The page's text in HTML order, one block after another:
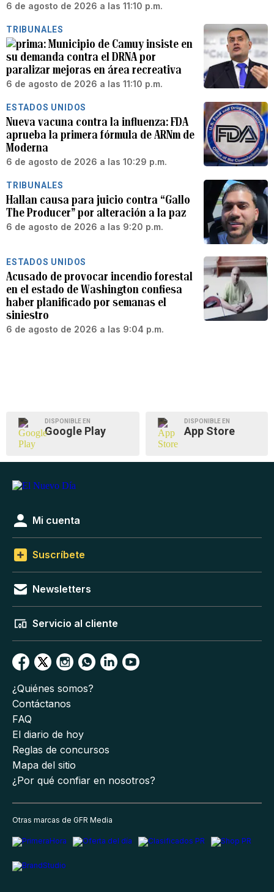
6 de agosto de 2026 a las 11:10 p.m.
TRIBUNALES
Municipio de Camuy insiste en
su demanda contra el DRNA por
paralizar mejoras en área recreativa
6 de agosto de 2026 a las 11:10 p.m.
ESTADOS UNIDOS
Nueva vacuna contra la influenza: FDA
aprueba la primera fórmula de ARNm de
Moderna
6 de agosto de 2026 a las 10:29 p.m.
TRIBUNALES
Hallan causa para juicio contra “Gallo
The Producer” por alteración a la paz
6 de agosto de 2026 a las 9:20 p.m.
ESTADOS UNIDOS
Acusado de provocar incendio forestal
en el estado de Washington confiesa
haber planificado por semanas el
siniestro
6 de agosto de 2026 a las 9:04 p.m.
DISPONIBLE EN
Google Play
DISPONIBLE EN
App Store
Mi cuenta
Suscríbete
Newsletters
Servicio al cliente
¿Quiénes somos?
Contáctanos
FAQ
El diario de hoy
Reglas de concursos
Mapa del sitio
¿Por qué confiar en nosotros?
Otras marcas de GFR Media